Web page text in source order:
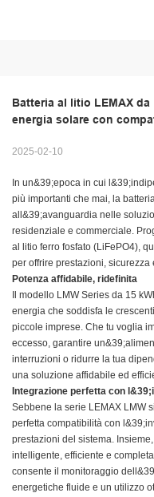
Batteria al litio LEMAX
energia solare con
2025-02-10
In un&39;epoca in cui
più importanti che mai, la
all&39;avanguardia nelle
residenziale e commerciale.
al litio ferro fosfato (LiFePO4),
per offrire prestazioni,
Potenza affidabile, ridefinita
Il modello LMW Series da 15
energia che soddisfa le
piccole imprese. Che tu voglia
eccesso, garantire
interruzioni o ridurre la tua
una soluzione affidabile ed
Integrazione perfetta con
Sebbene la serie LEMAX LMW
perfetta compatibilità con
prestazioni del sistema.
intelligente, efficiente e
consente il monitoraggio
energetiche fluide e un utilizzo